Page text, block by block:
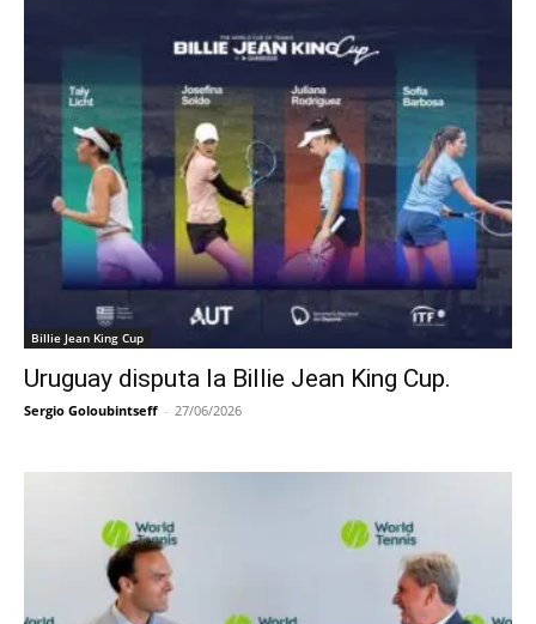
Billie Jean King Cup
Uruguay disputa la Billie Jean King Cup.
Sergio Goloubintseff - 27/06/2026